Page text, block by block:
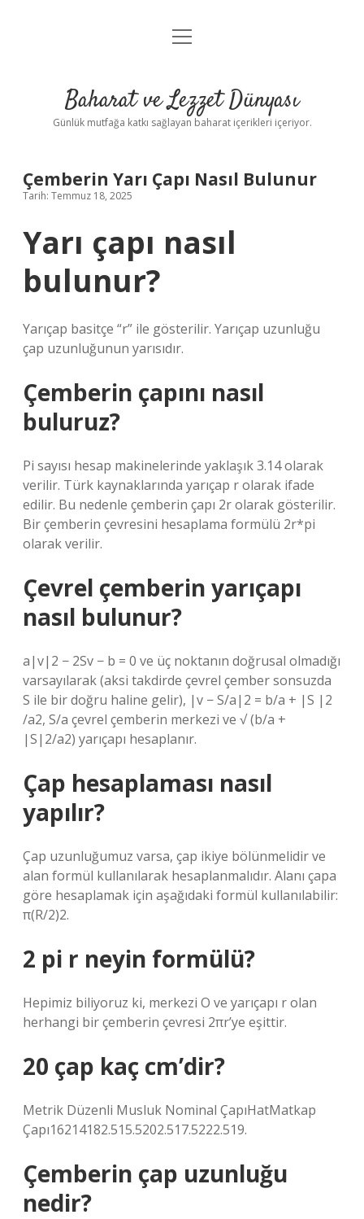
Anasayfa
Yasal Uyarı
menüyü
Baharat ve Lezzet Dünyası
Günlük mutfağa katkı sağlayan baharat içerikleri içeriyor.
Çemberin Yarı Çapı Nasıl Bulunur
Tarih: Temmuz 18, 2025
Yarı çapı nasıl
bulunur?
Yarıçap basitçe “r” ile gösterilir. Yarıçap uzunluğu
çap uzunluğunun yarısıdır.
Çemberin çapını nasıl
buluruz?
Pi sayısı hesap makinelerinde yaklaşık 3.14 olarak
verilir. Türk kaynaklarında yarıçap r olarak ifade
edilir. Bu nedenle çemberin çapı 2r olarak gösterilir.
Bir çemberin çevresini hesaplama formülü 2r*pi
olarak verilir.
Çevrel çemberin yarıçapı
nasıl bulunur?
a|v|2 − 2Sv − b = 0 ve üç noktanın doğrusal olmadığı
varsayılarak (aksi takdirde çevrel çember sonsuzda
S ile bir doğru haline gelir), |v − S/a|2 = b/a + |S |2
/a2, S/a çevrel çemberin merkezi ve √ (b/a +
|S|2/a2) yarıçapı hesaplanır.
Çap hesaplaması nasıl
yapılır?
Çap uzunluğumuz varsa, çap ikiye bölünmelidir ve
alan formül kullanılarak hesaplanmalıdır. Alanı çapa
göre hesaplamak için aşağıdaki formül kullanılabilir:
π(R/2)2.
2 pi r neyin formülü?
Hepimiz biliyoruz ki, merkezi O ve yarıçapı r olan
herhangi bir çemberin çevresi 2πr’ye eşittir.
20 çap kaç cm’dir?
Metrik Düzenli Musluk Nominal ÇapıHatMatkap
Çapı16214182.515.5202.517.5222.519.
Çemberin çap uzunluğu
nedir?